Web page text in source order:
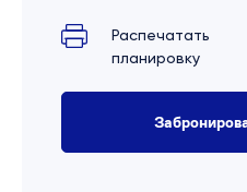
Распечатать
планировку